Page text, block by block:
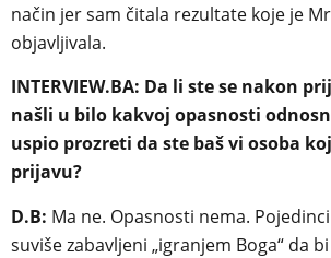
način jer sam čitala rezultate koje je
objavljivala.
INTERVIEW.BA: Da li ste se nakon
našli u bilo kakvoj opasnosti
uspio prozreti da ste baš vi osoba
prijavu?
D.B: Ma ne. Opasnosti nema.
suviše zabavljeni „igranjem Boga“ da